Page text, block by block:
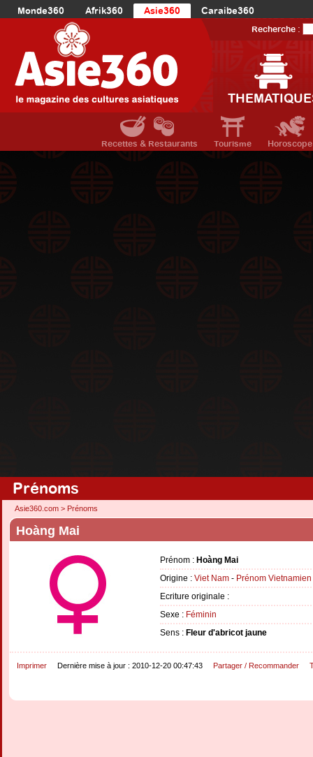
Monde360 Afrik360 Asie360
Caraibe360
Europe360
AmériqueDuNord360
Océanie360
Recherche :
Recettes & Restaurants Tourisme Horoscope
Prénoms
Asie360.com > Prénoms
Hoàng Mai
Prénom : Hoàng Mai
Origine : Viet Nam - Prénom Vietnamien
Ecriture originale :
Sexe : Féminin
Sens : Fleur d'abricot jaune
Imprimer Dernière mise à jour : 2010-12-20 00:47:43 Partager / Recommander